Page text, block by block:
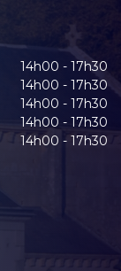
14h00 - 17h30
14h00 - 17h30
14h00 - 17h30
14h00 - 17h30
14h00 - 17h30